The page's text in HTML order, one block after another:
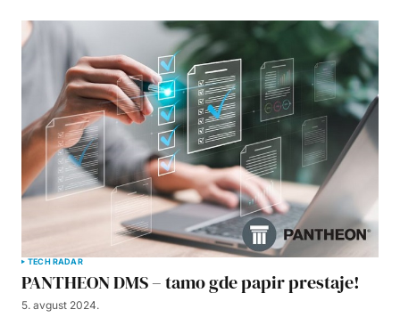
TECH RADAR
PANTHEON DMS – tamo gde papir prestaje!
5. avgust 2024.